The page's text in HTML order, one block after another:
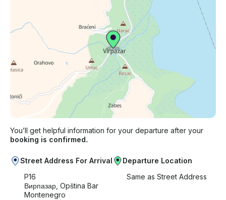
You’ll get helpful information for your departure after your
booking is confirmed.
Street Address For Arrival
P16
Вирпазар, Opština Bar
Montenegro
Departure Location
Same as Street Address